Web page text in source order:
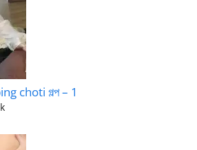
choti গল্প – 1